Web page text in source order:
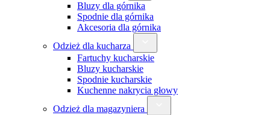
Bluzy dla górnika
Spodnie dla górnika
Akcesoria dla górnika
Odzież dla kucharza
Fartuchy kucharskie
Bluzy kucharskie
Spodnie kucharskie
Kuchenne nakrycia głowy
Odzież dla magazyniera